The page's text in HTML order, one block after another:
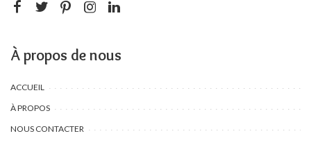
À propos de nous
ACCUEIL
À PROPOS
NOUS CONTACTER